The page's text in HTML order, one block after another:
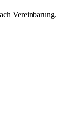
Vereinbarung.